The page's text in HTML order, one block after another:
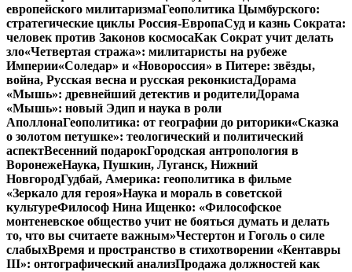
европейского милитаризмаГеополитика Цымбурского:
стратегические циклы Россия-ЕвропаСуд и казнь Сократа:
человек против Законов космосаКак Сократ учит делать
зло«Четвертая стража»: милитаристы на рубеже
Империи«Соледар» и «Новороссия» в Питере: звёзды,
война, Русская весна и русская реконкистаДорама
«Мышь»: древнейший детектив и родителиДорама
«Мышь»: новый Эдип и наука в роли
АполлонаГеополитика: от географии до риторики«Сказка
о золотом петушке»: теологический и политический
аспектВесенний подарокГородская антропология в
ВоронежеНаука, Пушкин, Луганск, Нижний
НовгородГудбай, Америка: геополитика в фильме
«Зеркало для героя»Наука и мораль в советской
культуреФилософ Нина Ищенко: «Философское
монтеневское общество учит не бояться думать и делать
то, что вы считаете важным»Честертон и Гоголь о силе
слабыхВремя и пространство в стихотворении «Кентавры
III»: онтографический анализПродажа должностей как